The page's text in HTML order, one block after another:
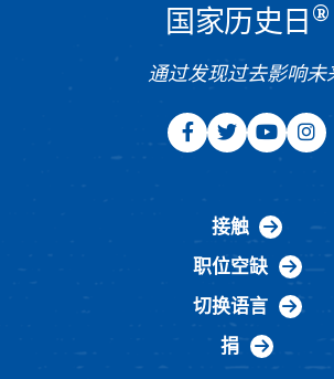
国家历史日 ®
通过发现过去影响未
接触
职位空缺
切换语言
捐